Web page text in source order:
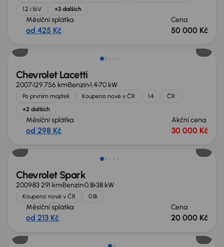
1.2 i 16V
+3 dalších
Měsíční splátka
od 425 Kč
Cena
50 000 Kč
Zlevněno o 10 000 Kč
Chevrolet Lacetti
2007129 756 kmBenzín1.470 kW
Po prvním majiteli Koupeno nové v ČR 1.4
ČR
+2 dalších
Měsíční splátka
od 298 Kč
Akční cena
30 000 Kč
Zlevněno o 10 000 Kč
Chevrolet Spark
200983 291 kmBenzín0.8i38 kW
Koupeno nové v ČR 0.8i
Měsíční splátka
od 213 Kč
Cena
20 000 Kč